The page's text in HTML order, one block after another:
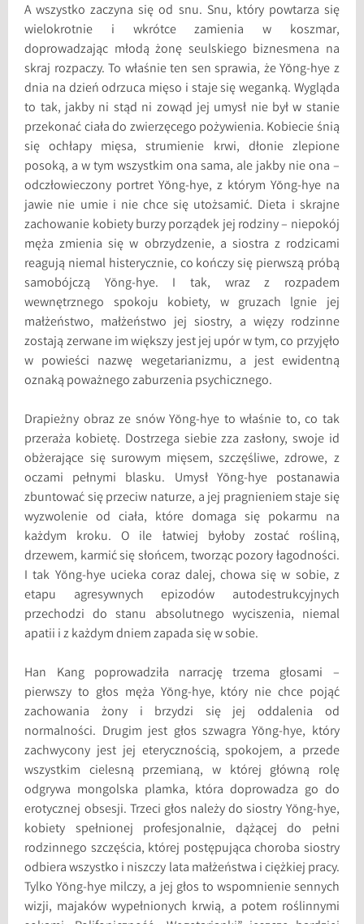
A wszystko zaczyna się od snu. Snu, który powtarza się
wielokrotnie i wkrótce zamienia w koszmar,
doprowadzając młodą żonę seulskiego biznesmena na
skraj rozpaczy. To właśnie ten sen sprawia, że Yŏng-hye z
dnia na dzień odrzuca mięso i staje się weganką. Wygląda
to tak, jakby ni stąd ni zowąd jej umysł nie był w stanie
przekonać ciała do zwierzęcego pożywienia. Kobiecie śnią
się ochłapy mięsa, strumienie krwi, dłonie zlepione
posoką, a w tym wszystkim ona sama, ale jakby nie ona –
odczłowieczony portret Yŏng-hye, z którym Yŏng-hye na
jawie nie umie i nie chce się utożsamić. Dieta i skrajne
zachowanie kobiety burzy porządek jej rodziny – niepokój
męża zmienia się w obrzydzenie, a siostra z rodzicami
reagują niemal histerycznie, co kończy się pierwszą próbą
samobójczą Yŏng-hye. I tak, wraz z rozpadem
wewnętrznego spokoju kobiety, w gruzach lgnie jej
małżeństwo, małżeństwo jej siostry, a więzy rodzinne
zostają zerwane im większy jest jej upór w tym, co przyjęło
w powieści nazwę wegetarianizmu, a jest ewidentną
oznaką poważnego zaburzenia psychicznego.
Drapieżny obraz ze snów Yŏng-hye to właśnie to, co tak
przeraża kobietę. Dostrzega siebie zza zasłony, swoje id
obżerające się surowym mięsem, szczęśliwe, zdrowe, z
oczami pełnymi blasku. Umysł Yŏng-hye postanawia
zbuntować się przeciw naturze, a jej pragnieniem staje się
wyzwolenie od ciała, które domaga się pokarmu na
każdym kroku. O ile łatwiej byłoby zostać rośliną,
drzewem, karmić się słońcem, tworząc pozory łagodności.
I tak Yŏng-hye ucieka coraz dalej, chowa się w sobie, z
etapu agresywnych epizodów autodestrukcyjnych
przechodzi do stanu absolutnego wyciszenia, niemal
apatii i z każdym dniem zapada się w sobie.
Han Kang poprowadziła narrację trzema głosami –
pierwszy to głos męża Yŏng-hye, który nie chce pojąć
zachowania żony i brzydzi się jej oddalenia od
normalności. Drugim jest głos szwagra Yŏng-hye, który
zachwycony jest jej eterycznością, spokojem, a przede
wszystkim cielesną przemianą, w której główną rolę
odgrywa mongolska plamka, która doprowadza go do
erotycznej obsesji. Trzeci głos należy do siostry Yŏng-hye,
kobiety spełnionej profesjonalnie, dążącej do pełni
rodzinnego szczęścia, której postępująca choroba siostry
odbiera wszystko i niszczy lata małżeństwa i ciężkiej pracy.
Tylko Yŏng-hye milczy, a jej głos to wspomnienie sennych
wizji, majaków wypełnionych krwią, a potem roślinnymi